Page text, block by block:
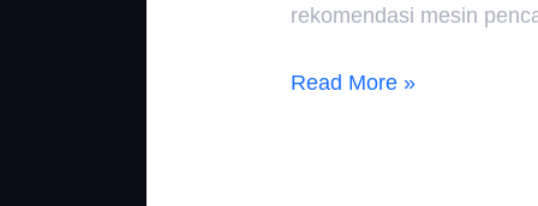
rekomendasi mesin
Read More »